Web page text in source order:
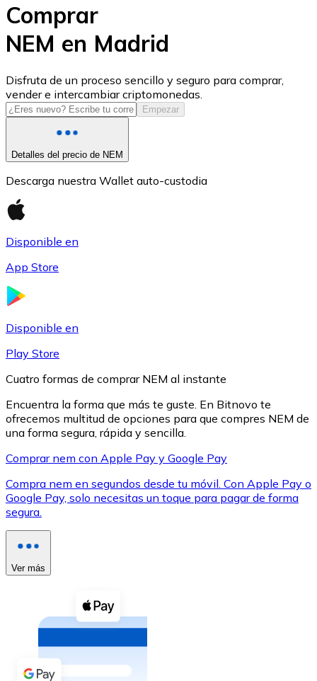
USD Coin
USDC
XRP
XRP
Ver todo
Compra criptomonedas con efectivo en tu tienda más
Comprar con efectivo
Transferencia SEPA
Comprar
NEM en Madrid
Disfruta de un proceso sencillo y seguro para comprar,
vender e intercambiar criptomonedas.
Empezar
Detalles del precio de NEM
Descarga nuestra Wallet auto-custodia
Disponible en
App Store
Disponible en
Play Store
Cuatro formas de comprar NEM al instante
Encuentra la forma que más te guste. En Bitnovo te
ofrecemos multitud de opciones para que compres NEM de
una forma segura, rápida y sencilla.
Comprar nem con Apple Pay y Google Pay
Compra nem en segundos desde tu móvil. Con Apple Pay o
Google Pay, solo necesitas un toque para pagar de forma
segura.
Ver más